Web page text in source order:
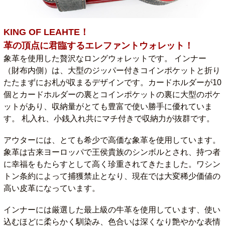
KING OF LEAHTE！
革の頂点に君臨するエレファントウォレット！
象革を使用した贅沢なロングウォレットです。 インナー
（財布内側）は、大型のジッパー付きコインポケットと折り
たたまずにお札が収まるデザインです。カードホルダーが10
個とカードホルダーの裏とコインポケットの裏に大型のポケ
ットがあり、収納量がとても豊富で使い勝手に優れていま
す。 札入れ、小銭入れ共にマチ付きで収納力が抜群です。
アウターには、とても希少で高価な象革を使用しています。
象革は古来ヨーロッパで王侯貴族のシンボルとされ、持つ者
に幸福をもたらすとして高く珍重されてきたました。ワシン
トン条約によって捕獲禁止となり、現在では大変稀少価値の
高い皮革になっています。
インナーには厳選した最上級の牛革を使用しています、使い
込むほどに柔らかく馴染み、色合いは深くなり艶やかな表情